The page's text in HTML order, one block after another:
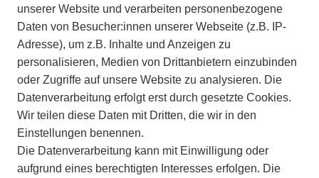
IMPRESSUM
INFORMATIONEN
ZAHLUNGSARTEN
VERSAND
BATTERIEENTSORGUNG
unserer Website und verarbeiten personenbezogene
Daten von Besucher:innen unserer Webseite (z.B. IP-
Adresse), um z.B. Inhalte und Anzeigen zu
personalisieren, Medien von Drittanbietern einzubinden
oder Zugriffe auf unsere Website zu analysieren. Die
Datenverarbeitung erfolgt erst durch gesetzte Cookies.
Wir teilen diese Daten mit Dritten, die wir in den
Einstellungen benennen.
Die Datenverarbeitung kann mit Einwilligung oder
aufgrund eines berechtigten Interesses erfolgen. Die